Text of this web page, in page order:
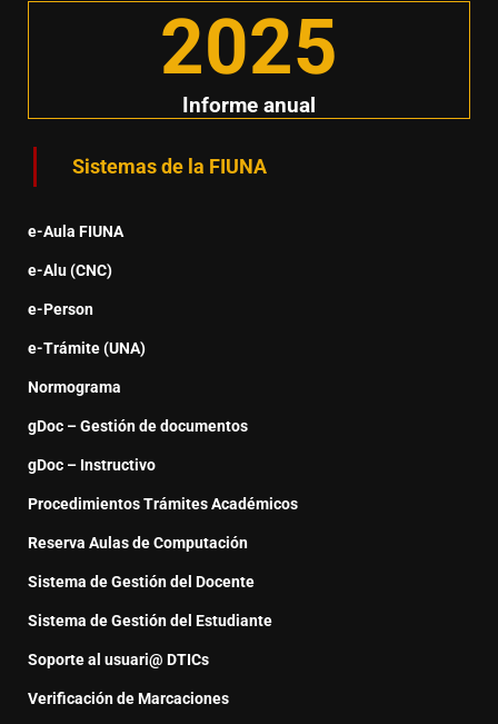
Informe anual
2025
Sistemas de la FIUNA
e-Aula FIUNA
e-Alu (CNC)
e-Person
e-Trámite (UNA)
Normograma
gDoc – Gestión de documentos
gDoc – Instructivo
Procedimientos Trámites Académicos
Reserva Aulas de Computación
Sistema de Gestión del Docente
Sistema de Gestión del Estudiante
Soporte al usuari@ DTICs
Verificación de Marcaciones